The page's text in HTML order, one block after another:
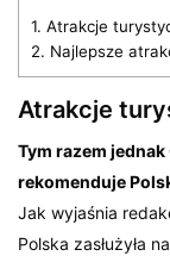
1. Atrakcje
2. Najlepsze
Atrakcje
Tym razem
rekomenduje
Jak wyjaśnia
Polska zasłużyła